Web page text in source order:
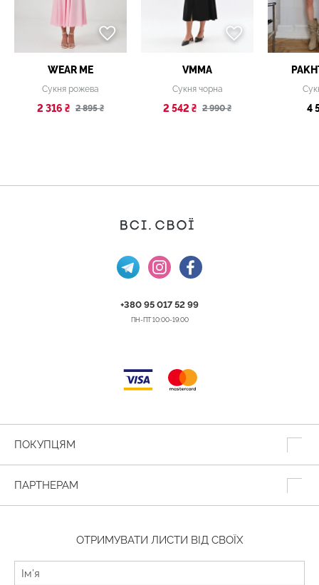
WEAR ME
Сукня рожева
2 316 ₴ 2 895 ₴
VMMA
Сукня чорна
2 542 ₴ 2 990 ₴ 4
+380 95 017 52 99
ПН-ПТ 10:00-19:00
ПОКУПЦЯМ
ПАРТНЕРАМ
ОТРИМУВАТИ ЛИСТИ ВІД СВОЇХ